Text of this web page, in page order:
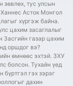
зөвлөх, тус улсын
Асток Монгол
хүргэж байна.
цахим засаглалыг
Засгийн газар цахим
оршдог вэ?
өмнөөс эхтэй. ЗХУ
болсон. Тухайн үед
бүртгэл гэх зэрэг
дахин